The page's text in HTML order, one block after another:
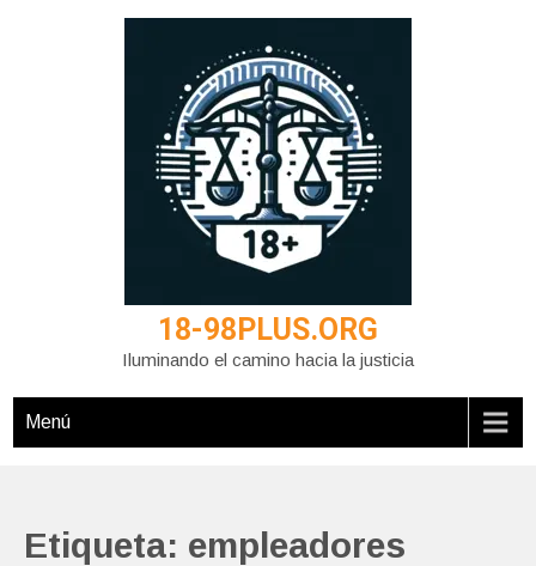
18-98PLUS.ORG
Iluminando el camino hacia la justicia
Menú
Etiqueta: empleadores